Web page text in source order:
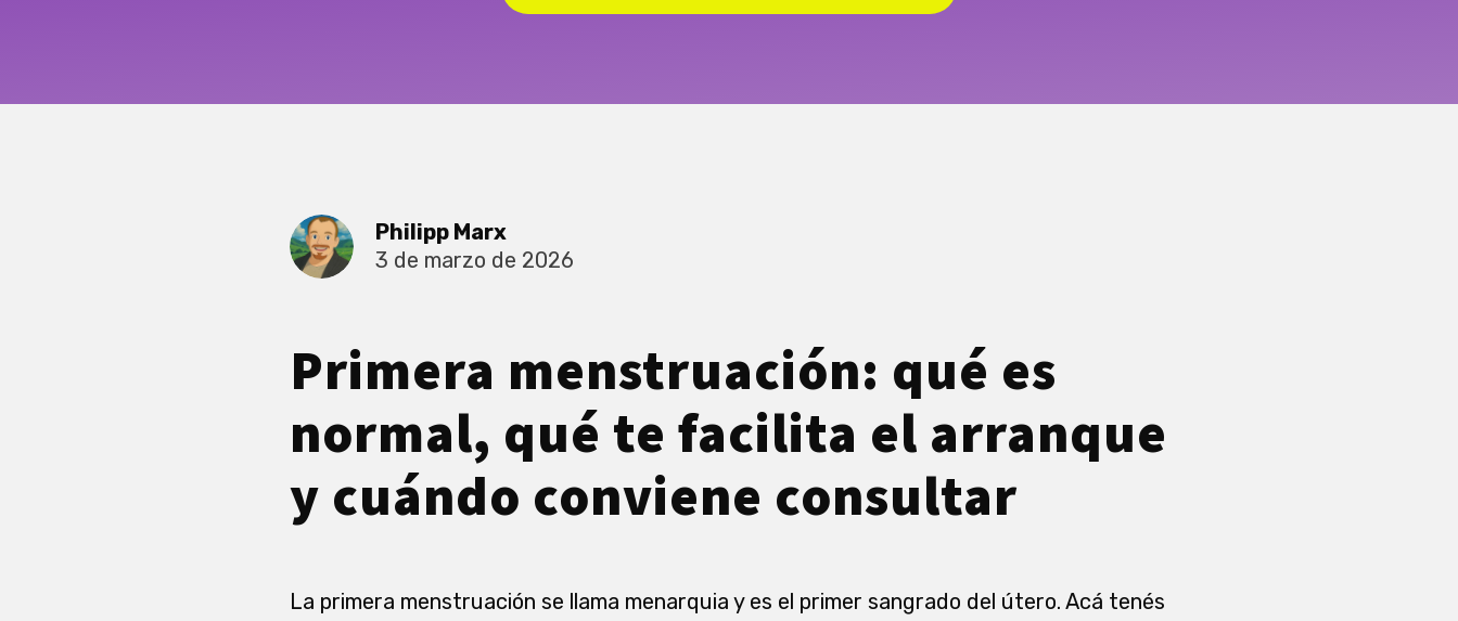
Philipp Marx
3 de marzo de 2026
Primera menstruación: qué es
normal, qué te facilita el arranque
y cuándo conviene consultar
La primera menstruación se llama menarquia y es el primer sangrado del útero. Acá tenés